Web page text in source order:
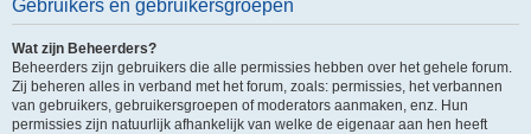
Gebruikers en gebruikersgroepen
Wat zijn Beheerders?
Beheerders zijn gebruikers die alle permissies hebben over het gehele forum.
Zij beheren alles in verband met het forum, zoals: permissies, het verbannen
van gebruikers, gebruikersgroepen of moderators aanmaken, enz. Hun
permissies zijn natuurlijk afhankelijk van welke de eigenaar aan hen heeft